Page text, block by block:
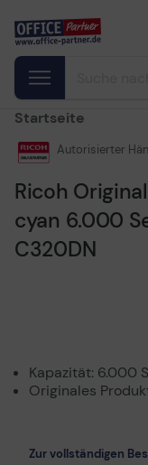
Startseite
Ricoh
cyan 6.000
C320DN
Autorisierter
Kapazität: 6.000
Originales
Zur vollständigen